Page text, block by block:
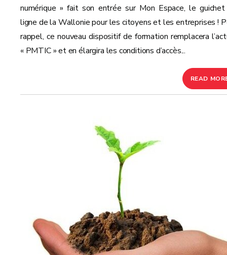
numérique » fait son entrée sur Mon Espace, le
ligne de la Wallonie pour les citoyens et les entreprises !
rappel, ce nouveau dispositif de formation remplacera
« PMTIC » et en élargira les conditions d’accès...
READ